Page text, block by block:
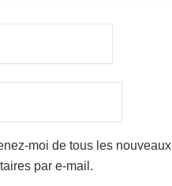
moi de tous les nouveaux
par e-mail.